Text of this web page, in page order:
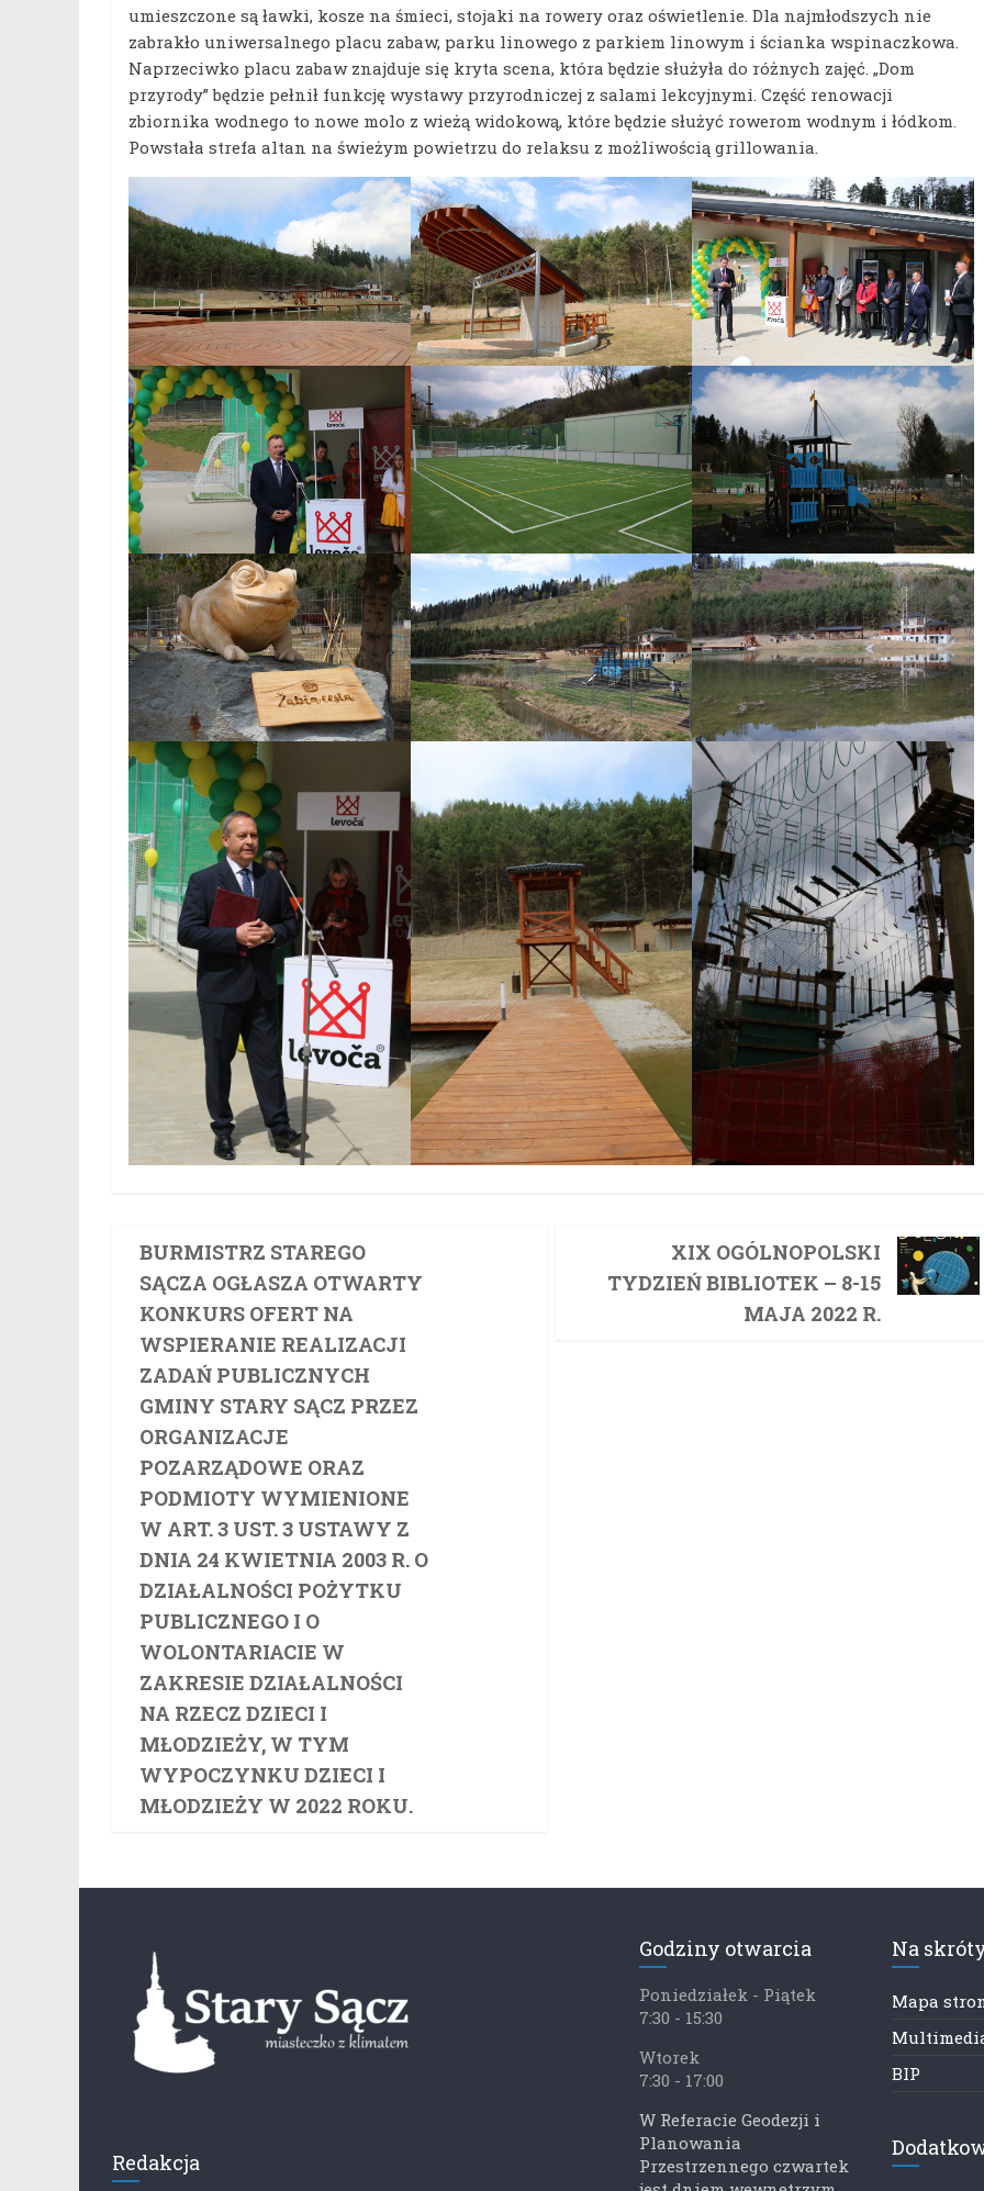
umieszczone są ławki, kosze na śmieci, stojaki na rowery oraz oświetlenie. Dla najmłodszych nie
zabrakło uniwersalnego placu zabaw, parku linowego z parkiem linowym i ścianka wspinaczkowa.
Naprzeciwko placu zabaw znajduje się kryta scena, która będzie służyła do różnych zajęć. „Dom
przyrody” będzie pełnił funkcję wystawy przyrodniczej z salami lekcyjnymi. Część renowacji
zbiornika wodnego to nowe molo z wieżą widokową, które będzie służyć rowerom wodnym i łódkom.
Powstała strefa altan na świeżym powietrzu do relaksu z możliwością grillowania.
BURMISTRZ STAREGO
SĄCZA OGŁASZA OTWARTY
KONKURS OFERT NA
WSPIERANIE REALIZACJI
ZADAŃ PUBLICZNYCH
GMINY STARY SĄCZ PRZEZ
ORGANIZACJE
POZARZĄDOWE ORAZ
PODMIOTY WYMIENIONE
W ART. 3 UST. 3 USTAWY Z
DNIA 24 KWIETNIA 2003 R. O
DZIAŁALNOŚCI POŻYTKU
PUBLICZNEGO I O
WOLONTARIACIE W
ZAKRESIE DZIAŁALNOŚCI
NA RZECZ DZIECI I
MŁODZIEŻY, W TYM
WYPOCZYNKU DZIECI I
MŁODZIEŻY W 2022 ROKU.
XIX OGÓLNOPOLSKI
TYDZIEŃ BIBLIOTEK – 8-15
MAJA 2022 R.
Redakcja
Godziny otwarcia
Poniedziałek - Piątek
7:30 - 15:30
Wtorek
7:30 - 17:00
W Referacie Geodezji i
Planowania
Przestrzennego czwartek
Na
Mapa
BIP